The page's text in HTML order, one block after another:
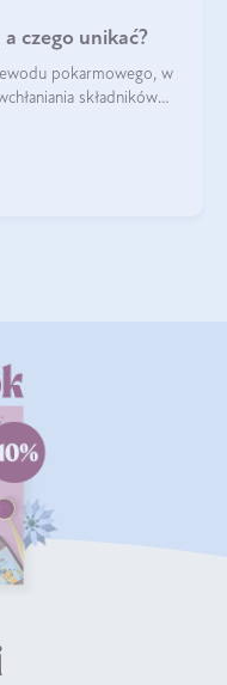
czego unikać?
pokarmowego, w
składników